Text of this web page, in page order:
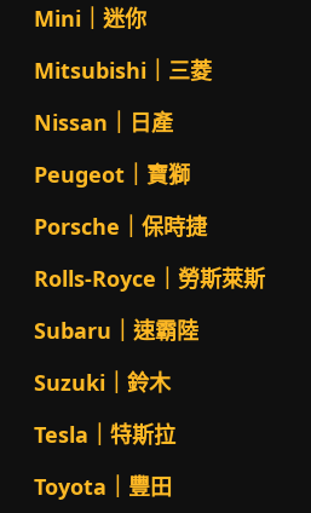
Mini｜迷你
Mitsubishi｜三菱
Nissan｜日產
Peugeot｜寶獅
Porsche｜保時捷
Rolls-Royce｜勞斯萊斯
Subaru｜速霸陸
Suzuki｜鈴木
Tesla｜特斯拉
Toyota｜豐田